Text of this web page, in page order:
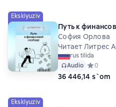
Eksklyuziv
Путь к
София Орлова
Читает Литрес
rus tilida
Audio Средний
0
36 446,14 s`om
Eksklyuziv